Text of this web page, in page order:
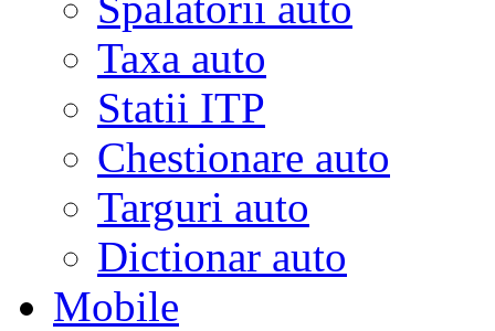
Taxa auto
Statii ITP
Chestionare auto
Targuri auto
Dictionar auto
Mobile